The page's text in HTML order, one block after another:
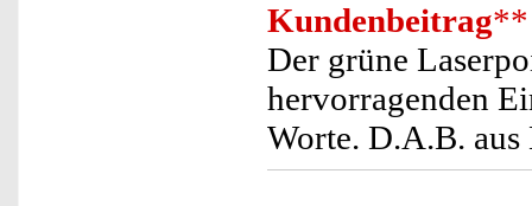
Kundenbeitrag**
Der grüne
hervorragenden
Worte. D.A.B. aus